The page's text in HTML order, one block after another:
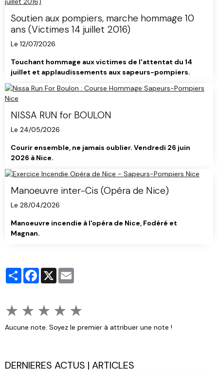
Soutien aux pompiers, marche hommage 10
ans (Victimes 14 juillet 2016)
Le 12/07/2026
Touchant hommage aux victimes de l'attentat du 14
juillet et applaudissements aux sapeurs-pompiers.
NISSA RUN for BOULON
Le 24/05/2026
Courir ensemble, ne jamais oublier. Vendredi 26 juin
2026 à Nice.
Manoeuvre inter-Cis (Opéra de Nice)
Le 28/04/2026
Manoeuvre incendie à l'opéra de Nice, Fodéré et
Magnan.
PartagerFacebook
X
★ ★ ★ ★ ★
Aucune note. Soyez le premier à attribuer une note !
DERNIERES ACTUS | ARTICLES